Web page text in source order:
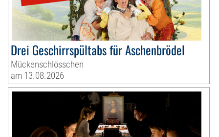
Drei Geschirrspültabs für Aschenbrödel
Mückenschlösschen
am 13.08.2026